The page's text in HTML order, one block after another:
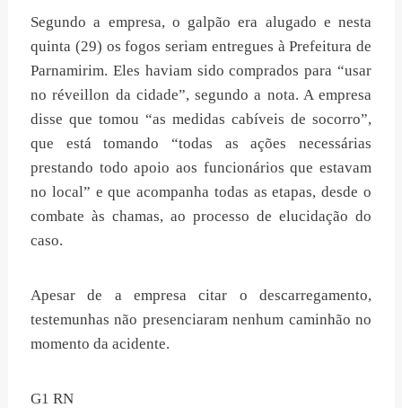
Segundo a empresa, o galpão era alugado e nesta
quinta (29) os fogos seriam entregues à Prefeitura de
Parnamirim. Eles haviam sido comprados para “usar
no réveillon da cidade”, segundo a nota. A empresa
disse que tomou “as medidas cabíveis de socorro”,
que está tomando “todas as ações necessárias
prestando todo apoio aos funcionários que estavam
no local” e que acompanha todas as etapas, desde o
combate às chamas, ao processo de elucidação do
caso.
Apesar de a empresa citar o descarregamento,
testemunhas não presenciaram nenhum caminhão no
momento da acidente.
G1 RN